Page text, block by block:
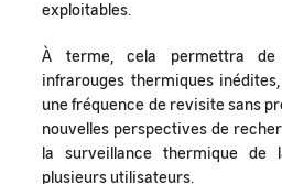
exploitables.
À terme, cela permettra de
infrarouges thermiques
une fréquence de revisite sans
nouvelles perspectives de
la surveillance thermique
plusieurs utilisateurs.